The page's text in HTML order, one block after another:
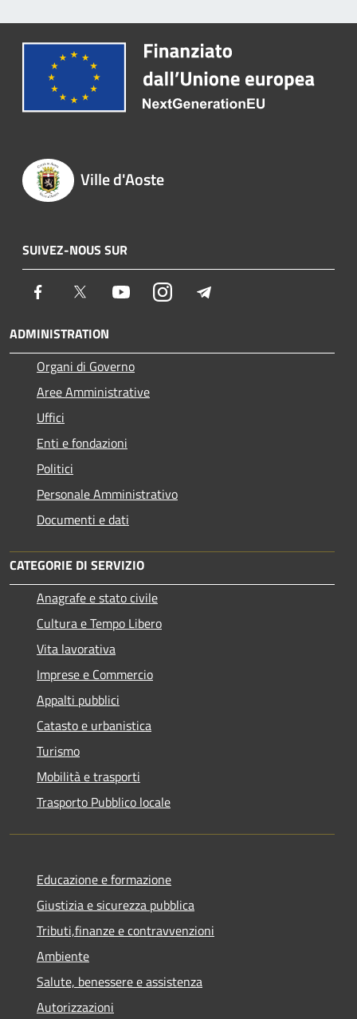
Ville d'Aoste
SUIVEZ-NOUS SUR
Facebook Twitter YoutubeInstagram
ADMINISTRATION
Organi di Governo
Aree Amministrative
Uffici
Enti e fondazioni
Politici
Personale Amministrativo
Documenti e dati
CATEGORIE DI SERVIZIO
Anagrafe e stato civile
Cultura e Tempo Libero
Vita lavorativa
Imprese e Commercio
Appalti pubblici
Catasto e urbanistica
Turismo
Mobilità e trasporti
Trasporto Pubblico locale
Educazione e formazione
Giustizia e sicurezza pubblica
Tributi,finanze e contravvenzioni
Ambiente
Salute, benessere e assistenza
Autorizzazioni